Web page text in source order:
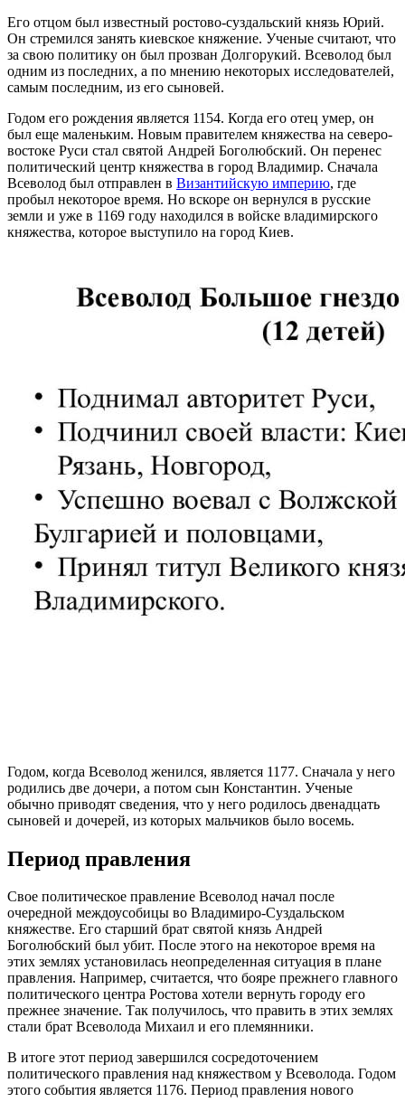
Его отцом был известный ростово-суздальский князь Юрий.
Он стремился занять киевское княжение. Ученые считают, что
за свою политику он был прозван Долгорукий. Всеволод был
одним из последних, а по мнению некоторых исследователей,
самым последним, из его сыновей.
Годом его рождения является 1154. Когда его отец умер, он
был еще маленьким. Новым правителем княжества на северо-
востоке Руси стал святой Андрей Боголюбский. Он перенес
политический центр княжества в город Владимир. Сначала
Всеволод был отправлен в Византийскую империю, где
пробыл некоторое время. Но вскоре он вернулся в русские
земли и уже в 1169 году находился в войске владимирского
княжества, которое выступило на город Киев.
Годом, когда Всеволод женился, является 1177. Сначала у него
родились две дочери, а потом сын Константин. Ученые
обычно приводят сведения, что у него родилось двенадцать
сыновей и дочерей, из которых мальчиков было восемь.
Период правления
Свое политическое правление Всеволод начал после
очередной междоусобицы во Владимиро-Суздальском
княжестве. Его старший брат святой князь Андрей
Боголюбский был убит. После этого на некоторое время на
этих землях установилась неопределенная ситуация в плане
правления. Например, считается, что бояре прежнего главного
политического центра Ростова хотели вернуть городу его
прежнее значение. Так получилось, что править в этих землях
стали брат Всеволода Михаил и его племянники.
В итоге этот период завершился сосредоточением
политического правления над княжеством у Всеволода. Годом
этого события является 1176. Период правления нового